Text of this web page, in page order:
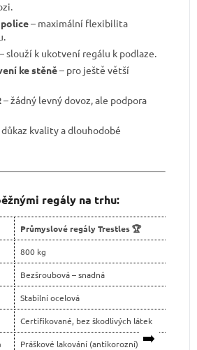
– maximální flexibilita
– slouží k ukotvení regálu k podlaze.
ke stěně– pro ještě větší
– žádný levný dovoz, ale podpora
důkaz kvality a dlouhodobé
regály na trhu:
➡️
Průmyslové regály Trestles 🏆
800 kg
Bezšroubová – snadná
Stabilní ocelová
Certifikované, bez škodlivých látek
Práškové lakování (antikorozní)